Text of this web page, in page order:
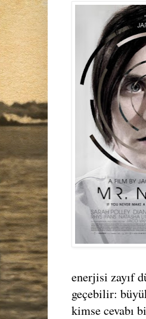
enerjisi zayıf
geçebilir:
kimse cevabı